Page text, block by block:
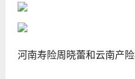
河南寿险周晓蕾和云南产